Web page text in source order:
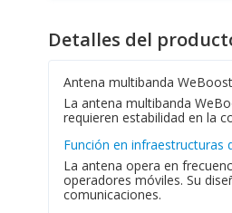
Detalles del
Antena multibanda
La antena multibanda
requieren estabilidad en la
Función en infraestructuras
La antena opera en
operadores móviles. Su
comunicaciones.